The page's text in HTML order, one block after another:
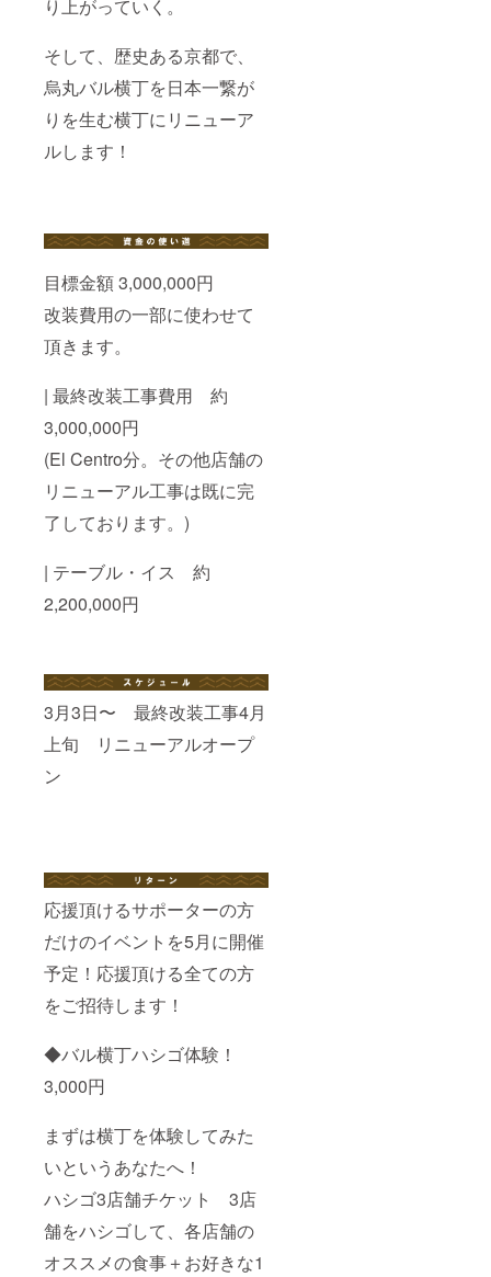
り上がっていく。
そして、歴史ある京都で、
烏丸バル横丁を日本一繋が
りを生む横丁にリニューア
ルします！
目標金額 3,000,000円
改装費用の一部に使わせて
頂きます。
| 最終改装工事費用 約
3,000,000円
(El Centro分。その他店舗の
リニューアル工事は既に完
了しております。)
| テーブル・イス 約
2,200,000円
3月3日〜 最終改装工事4月
上旬 リニューアルオープ
ン
応援頂けるサポーターの方
だけのイベントを5月に開催
予定！応援頂ける全ての方
をご招待します！
◆バル横丁ハシゴ体験！
3,000円
まずは横丁を体験してみた
いというあなたへ！
ハシゴ3店舗チケット 3店
舗をハシゴして、各店舗の
オススメの食事＋お好きな1